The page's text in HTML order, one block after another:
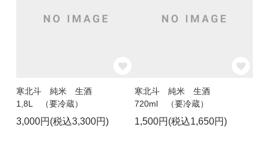
寒北斗 純米 生酒
1,8L （要冷蔵）
3,000円(税込3,300円)
寒北斗 純米 生酒
720ml （要冷蔵）
1,500円(税込1,650円)